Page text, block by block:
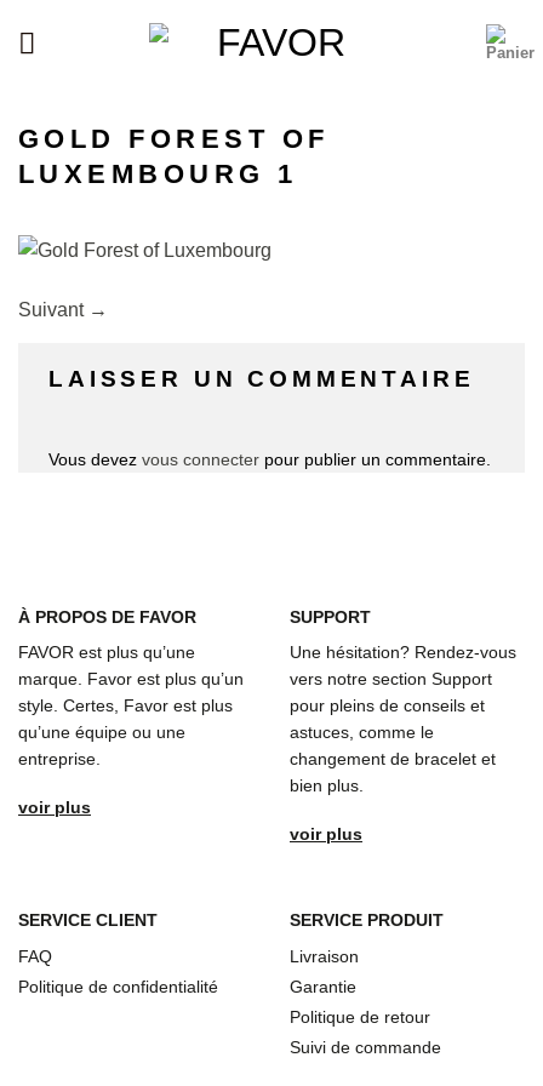
GOLD FOREST OF
LUXEMBOURG 1
Suivant →
LAISSER UN COMMENTAIRE
Vous devez vous connecter pour publier un commentaire.
À PROPOS DE FAVOR
FAVOR est plus qu’une
marque. Favor est plus qu’un
style. Certes, Favor est plus
qu’une équipe ou une
entreprise.
voir plus
SUPPORT
Une hésitation? Rendez-vous
vers notre section Support
pour pleins de conseils et
astuces, comme le
changement de bracelet et
bien plus.
voir plus
SERVICE CLIENT
FAQ
Politique de confidentialité
SERVICE PRODUIT
Livraison
Garantie
Politique de retour
Suivi de commande